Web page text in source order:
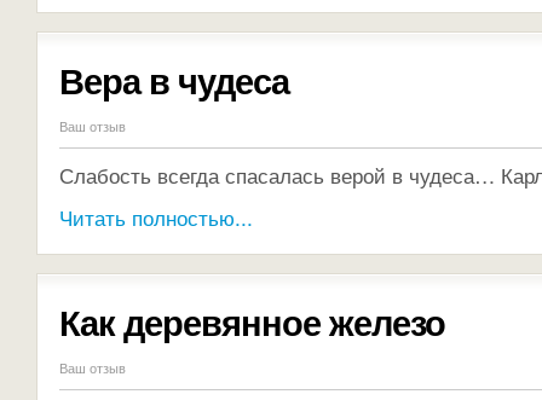
Вера в чудеса
Ваш отзыв
Слабость всегда спасалась верой в чудеса…
Читать полностью...
Как деревянное железо
Ваш отзыв